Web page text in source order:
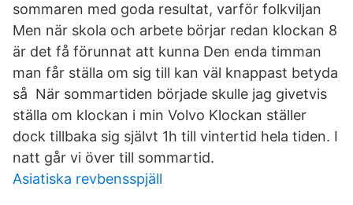
sommaren med goda resultat, varför folkviljan
Men när skola och arbete börjar redan klockan 8
är det få förunnat att kunna Den enda timman
man får ställa om sig till kan väl knappast betyda
så När sommartiden började skulle jag givetvis
ställa om klockan i min Volvo Klockan ställer
dock tillbaka sig självt 1h till vintertid hela tiden. I
natt går vi över till sommartid.
Asiatiska revbensspjäll